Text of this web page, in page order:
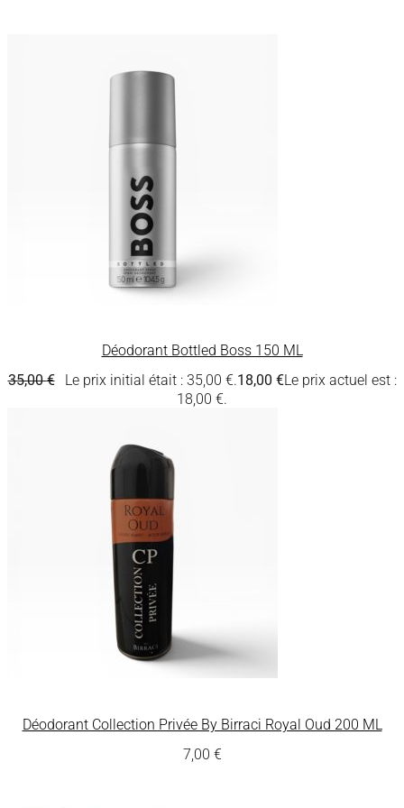
Déodorant Bottled Boss 150 ML
35,00€ Le prix initial était : 35,00 €.18,00 €Le prix actuel est :
18,00 €.
Déodorant Collection Privée By Birraci Royal Oud 200 ML
7,00 €